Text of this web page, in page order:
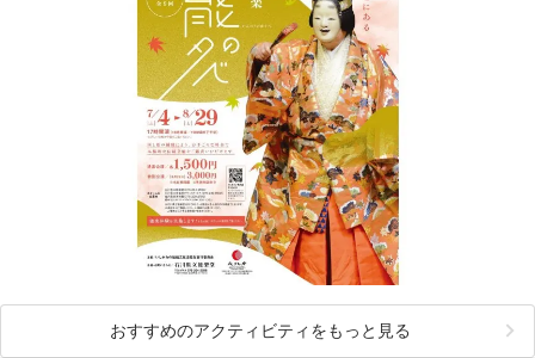
おすすめのアクティビティをもっと見る